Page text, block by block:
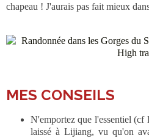
chapeau ! J'aurais pas fait mieux
MES CONSEILS
N'emportez que l'essentiel (cf
laissé à Lijiang, vu qu'on